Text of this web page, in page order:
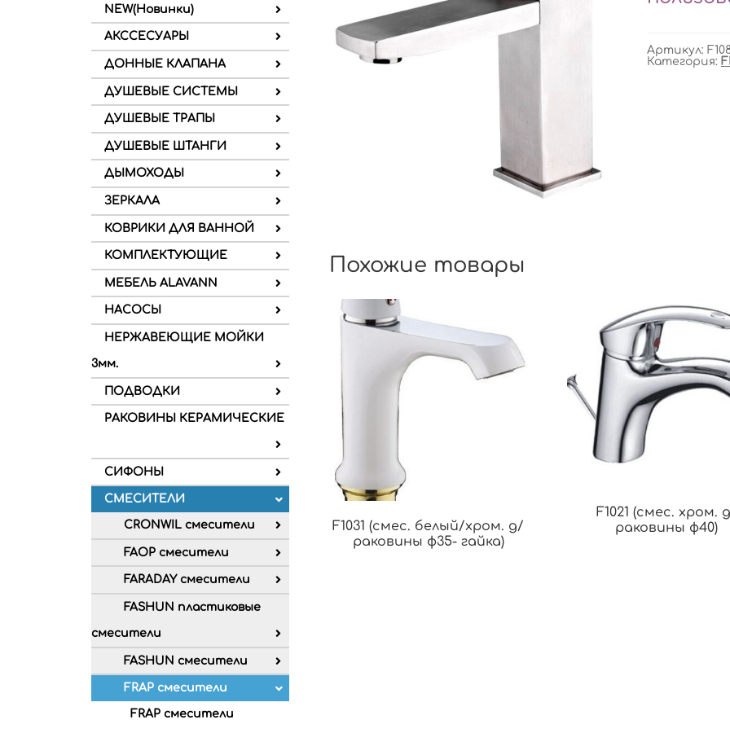
NEW(Новинки)
АКССЕСУАРЫ
ДОННЫЕ КЛАПАНА
ДУШЕВЫЕ СИСТЕМЫ
ДУШЕВЫЕ ТРАПЫ
ДУШЕВЫЕ ШТАНГИ
ДЫМОХОДЫ
ЗЕРКАЛА
КОВРИКИ ДЛЯ ВАННОЙ
КОМПЛЕКТУЮЩИЕ
МЕБЕЛЬ ALAVANN
НАСОСЫ
НЕРЖАВЕЮЩИЕ МОЙКИ
3мм.
ПОДВОДКИ
РАКОВИНЫ КЕРАМИЧЕСКИЕ
СИФОНЫ
СМЕСИТЕЛИ
CRONWIL смесители
FAOP смесители
FARADAY смесители
FASHUN пластиковые
смесители
FASHUN смесители
FRAP смесители
FRAP смесители
Артикул:
Категория:
Похожие товары
F1031 (смес. белый/хром. д/
раковины ф35- гайка)
F1021 (смес. хром.
раковины ф40)